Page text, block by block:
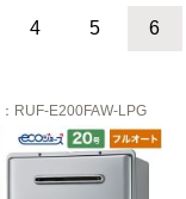
4 5 6
：RUF-E200FAW-LPG